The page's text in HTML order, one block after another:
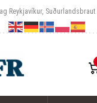
Reykjavíkur, Suðurlandsbraut